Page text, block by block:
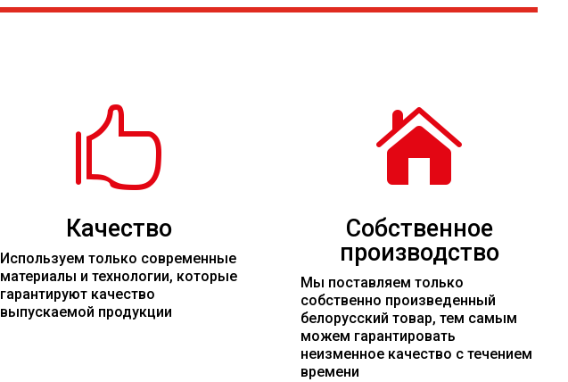

Качество
Используем только современные
материалы и технологии, которые
гарантируют качество
выпускаемой продукции

Собственное
производство
Мы поставляем только
собственно произведенный
белорусский товар, тем самым
можем гарантировать
неизменное качество с течением
времени